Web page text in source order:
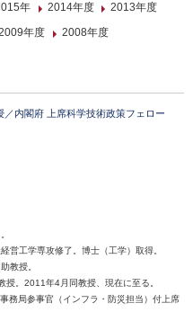
年 2014年度
2013年度
年度 2008年度
／内閣府 上席科学技術政策フェロー
営工学専攻修了。博士（工学）取得。
教授。
。2011年4月同教授、現在に至る。
務局参事官（インフラ・防災担当）付上席